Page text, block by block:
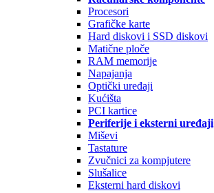
Procesori
Grafičke karte
Hard diskovi i SSD diskovi
Matične ploče
RAM memorije
Napajanja
Optički uređaji
Kućišta
PCI kartice
Periferije i eksterni uređaji
Miševi
Tastature
Zvučnici za kompjutere
Slušalice
Eksterni hard diskovi